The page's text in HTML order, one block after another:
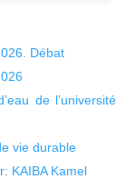
Débat
de l’université
vie durable
KAIBA Kamel